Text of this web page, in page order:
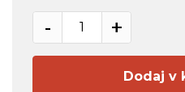
- +
Dodaj v